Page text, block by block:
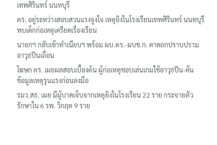
เทพศิรินทร์ นนทบุรี
ตร. อยู่ระหว่างสอบสวนแรงจูงใจ เหตุยิงในโรงเรียนเทพศิรินทร์ นนทบุรี
พบเด็กก่อเหตุเครียดเรื่องเรียน
นายกฯ กลับเข้าทำเนียบฯ พร้อม ผบ.ตร.-ผบช.ก. คาดถกปราบปราม
อาวุธปืนเถื่อน
โฆษก ตร. เผยผลสอบเบื้องต้น ผู้ก่อเหตุชอบเล่นเกมใช้อาวุธปืน-ค้น
ข้อมูลเหตุรุนแรงก่อนลงมือ
รมว.สธ. เผย มีผู้บาดเจ็บจากเหตุยิงในโรงเรียน 22 ราย กระจายตัว
รักษาใน 6 รพ. วิกฤต 9 ราย